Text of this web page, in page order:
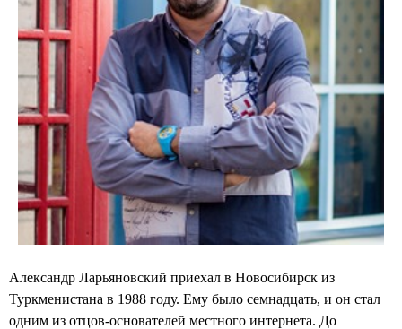
Александр Ларьяновский приехал в Новосибирск из
Туркменистана в 1988 году. Ему было семнадцать, и он стал
одним из отцов-основателей местного интернета. До